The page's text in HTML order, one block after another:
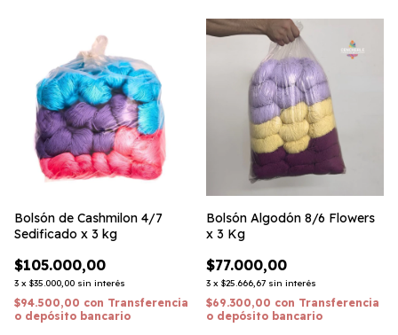
Bolsón de Cashmilon 4/7
Sedificado x 3 kg
$105.000,00
3 x $35.000,00 sin interés
$94.500,00 con Transferencia
o depósito bancario
Bolsón Algodón 8/6 Flowers
x 3 Kg
$77.000,00
3 x $25.666,67 sin interés
$69.300,00 con Transferencia
o depósito bancario